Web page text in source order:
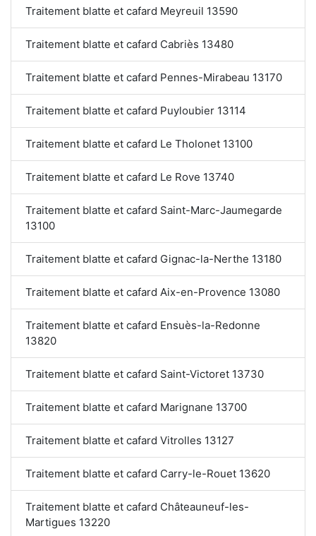
Traitement blatte et cafard Meyreuil 13590
Traitement blatte et cafard Cabriès 13480
Traitement blatte et cafard Pennes-Mirabeau 13170
Traitement blatte et cafard Puyloubier 13114
Traitement blatte et cafard Le Tholonet 13100
Traitement blatte et cafard Le Rove 13740
Traitement blatte et cafard Saint-Marc-Jaumegarde
13100
Traitement blatte et cafard Gignac-la-Nerthe 13180
Traitement blatte et cafard Aix-en-Provence 13080
Traitement blatte et cafard Ensuès-la-Redonne
13820
Traitement blatte et cafard Saint-Victoret 13730
Traitement blatte et cafard Marignane 13700
Traitement blatte et cafard Vitrolles 13127
Traitement blatte et cafard Carry-le-Rouet 13620
Traitement blatte et cafard Châteauneuf-les-
Martigues 13220